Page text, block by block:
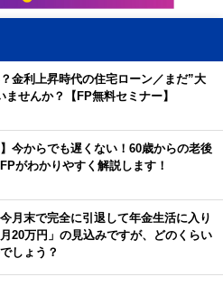
金利上昇時代の住宅ローン／まだ”大
ませんか？【FP無料セミナー】
】今からでも遅くない！60歳からの老後
がわかりやすく解説します！
今月末で完全に引退して年金生活に入り
20万円」の見込みですが、どのくらい
しょう？